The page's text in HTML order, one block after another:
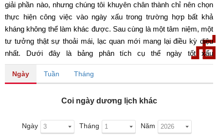
giải phần nào, nhưng chúng tôi khuyên chân thành chỉ nên chọn
thực hiện công việc vào ngày xấu trong trường hợp bất khả
kháng không thể làm khác được. Sau cùng là một tâm niệm, một
tư tưởng thật sự thoải mái, lạc quan mới mang lại điều kỳ diệu
nhất. Dưới đây là bảng phân tích cụ thể ngày tốt xấu
ngày 3/1/2026. Chúc quý bạn có một ngày may mắn và tốt lành.
Ngày Tuần Tháng
Coi ngày dương lịch khác
Ngày Tháng Năm